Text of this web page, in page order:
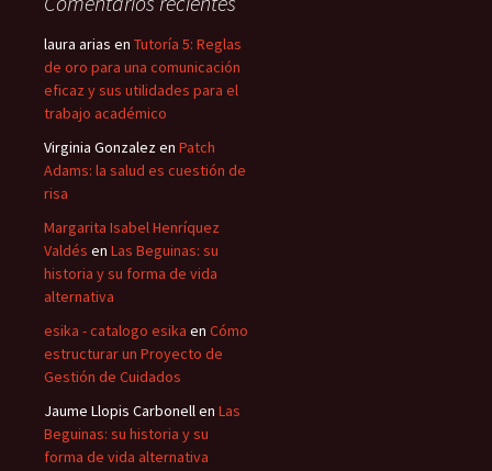
laura arias en Tutoría 5: Reglas
de oro para una comunicación
eficaz y sus utilidades para el
trabajo académico
Virginia Gonzalezen Patch
Adams: la salud es cuestión de
risa
Margarita Isabel Henríquez
Valdés en Las Beguinas: su
historia y su forma de vida
alternativa
esika - catalogo esika en Cómo
estructurar un Proyecto de
Gestión de Cuidados
Jaume Llopis Carbonellen Las
Beguinas: su historia y su
forma de vida alternativa